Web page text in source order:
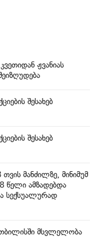
ჟვანიას
შესახებ
შესახებ
მანძილზე, მინიმუმ
წელი ამზადებდა
სექსუალურად
თბილისში მსვლელობა